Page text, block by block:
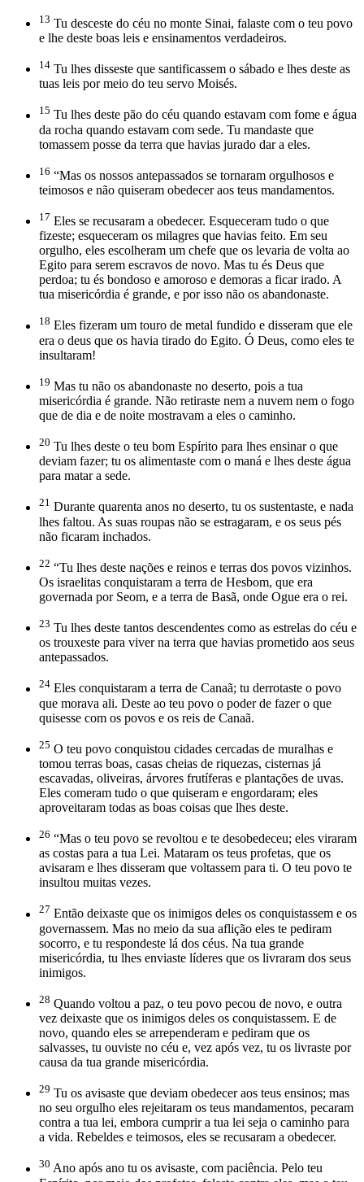
13 Tu desceste do céu no monte Sinai, falaste com o teu povo
e lhe deste boas leis e ensinamentos verdadeiros.
14 Tu lhes disseste que santificassem o sábado e lhes deste as
tuas leis por meio do teu servo Moisés.
15 Tu lhes deste pão do céu quando estavam com fome e água
da rocha quando estavam com sede. Tu mandaste que
tomassem posse da terra que havias jurado dar a eles.
16 “Mas os nossos antepassados se tornaram orgulhosos e
teimosos e não quiseram obedecer aos teus mandamentos.
17 Eles se recusaram a obedecer. Esqueceram tudo o que
fizeste; esqueceram os milagres que havias feito. Em seu
orgulho, eles escolheram um chefe que os levaria de volta ao
Egito para serem escravos de novo. Mas tu és Deus que
perdoa; tu és bondoso e amoroso e demoras a ficar irado. A
tua misericórdia é grande, e por isso não os abandonaste.
18 Eles fizeram um touro de metal fundido e disseram que ele
era o deus que os havia tirado do Egito. Ó Deus, como eles te
insultaram!
19 Mas tu não os abandonaste no deserto, pois a tua
misericórdia é grande. Não retiraste nem a nuvem nem o fogo
que de dia e de noite mostravam a eles o caminho.
20 Tu lhes deste o teu bom Espírito para lhes ensinar o que
deviam fazer; tu os alimentaste com o maná e lhes deste água
para matar a sede.
21 Durante quarenta anos no deserto, tu os sustentaste, e nada
lhes faltou. As suas roupas não se estragaram, e os seus pés
não ficaram inchados.
22 “Tu lhes deste nações e reinos e terras dos povos vizinhos.
Os israelitas conquistaram a terra de Hesbom, que era
governada por Seom, e a terra de Basã, onde Ogue era o rei.
23 Tu lhes deste tantos descendentes como as estrelas do céu e
os trouxeste para viver na terra que havias prometido aos seus
antepassados.
24 Eles conquistaram a terra de Canaã; tu derrotaste o povo
que morava ali. Deste ao teu povo o poder de fazer o que
quisesse com os povos e os reis de Canaã.
25 O teu povo conquistou cidades cercadas de muralhas e
tomou terras boas, casas cheias de riquezas, cisternas já
escavadas, oliveiras, árvores frutíferas e plantações de uvas.
Eles comeram tudo o que quiseram e engordaram; eles
aproveitaram todas as boas coisas que lhes deste.
26 “Mas o teu povo se revoltou e te desobedeceu; eles viraram
as costas para a tua Lei. Mataram os teus profetas, que os
avisaram e lhes disseram que voltassem para ti. O teu povo te
insultou muitas vezes.
27 Então deixaste que os inimigos deles os conquistassem e os
governassem. Mas no meio da sua aflição eles te pediram
socorro, e tu respondeste lá dos céus. Na tua grande
misericórdia, tu lhes enviaste líderes que os livraram dos seus
inimigos.
28 Quando voltou a paz, o teu povo pecou de novo, e outra
vez deixaste que os inimigos deles os conquistassem. E de
novo, quando eles se arrependeram e pediram que os
salvasses, tu ouviste no céu e, vez após vez, tu os livraste por
causa da tua grande misericórdia.
29 Tu os avisaste que deviam obedecer aos teus ensinos; mas
no seu orgulho eles rejeitaram os teus mandamentos, pecaram
contra a tua lei, embora cumprir a tua lei seja o caminho para
a vida. Rebeldes e teimosos, eles se recusaram a obedecer.
30 Ano após ano tu os avisaste, com paciência. Pelo teu